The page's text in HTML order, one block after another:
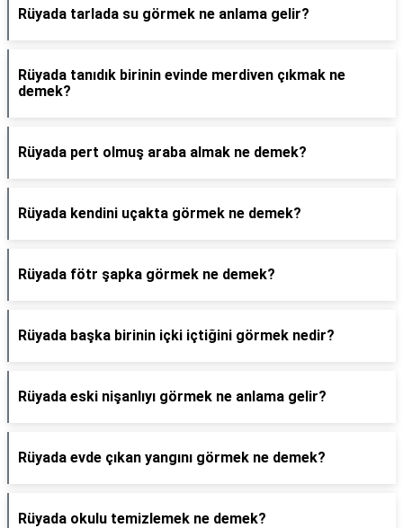
Rüyada tarlada su görmek ne anlama gelir?
Rüyada tanıdık birinin evinde merdiven çıkmak ne
demek?
Rüyada pert olmuş araba almak ne demek?
Rüyada kendini uçakta görmek ne demek?
Rüyada fötr şapka görmek ne demek?
Rüyada başka birinin içki içtiğini görmek nedir?
Rüyada eski nişanlıyı görmek ne anlama gelir?
Rüyada evde çıkan yangını görmek ne demek?
Rüyada okulu temizlemek ne demek?